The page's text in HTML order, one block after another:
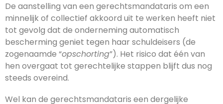
De aanstelling van een gerechtsmandataris om een
minnelijk of collectief akkoord uit te werken heeft niet
tot gevolg dat de onderneming automatisch
bescherming geniet tegen haar schuldeisers (de
zogenaamde “opschorting”). Het risico dat één van
hen overgaat tot gerechtelijke stappen blijft dus nog
steeds overeind.
Wel kan de gerechtsmandataris een dergelijke